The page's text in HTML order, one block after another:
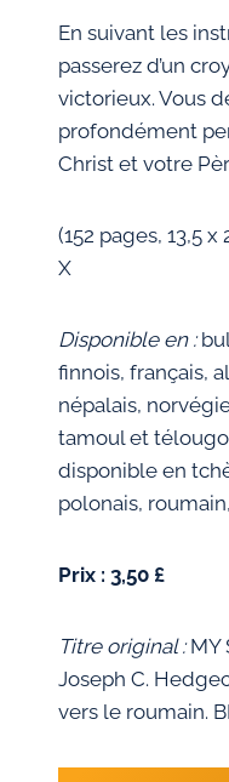
En suivant les
passerez d’un
victorieux. Vous
profondément
Christ et votre
(152 pages, 13,5
X
Disponible en :
finnois, français,
népalais,
tamoul et
disponible en
polonais,
Prix : 3,50 £
Titre original :MY
Joseph C.
vers le roumain.